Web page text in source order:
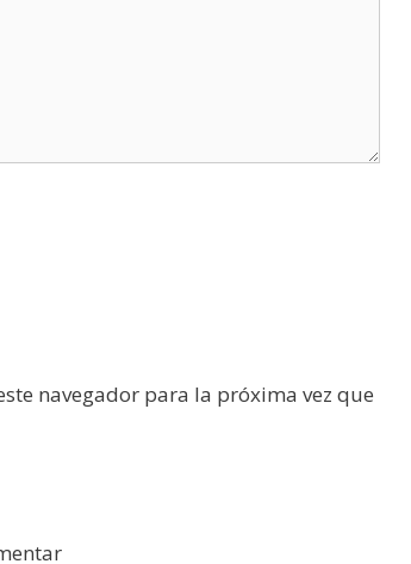
navegador para la próxima vez que